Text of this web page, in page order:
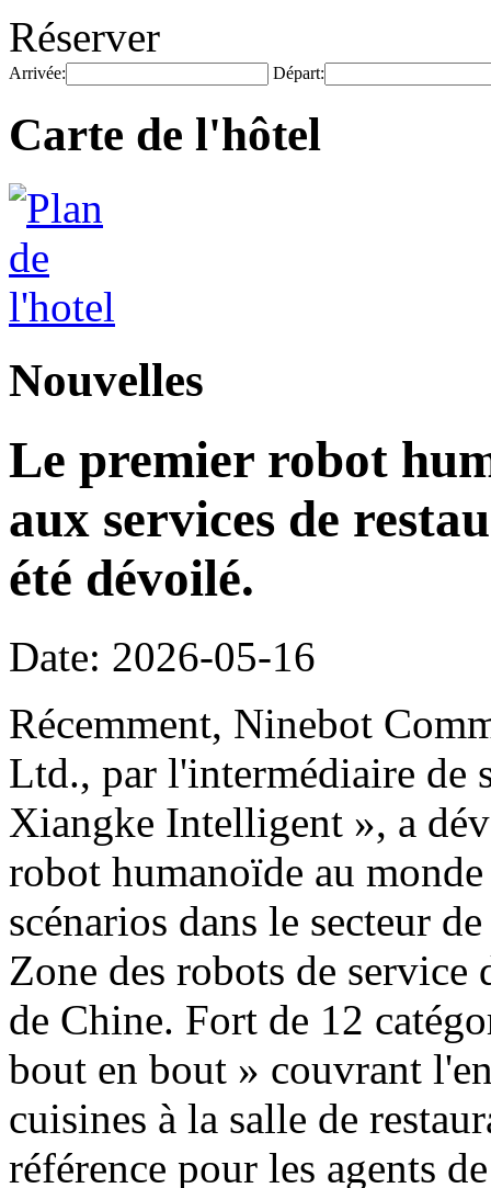
Réserver
Arrivée: Départ:
Carte de l'hôtel
Nouvelles
Le premier robot
aux services de
été dévoilé.
Date: 2026-05-16
Récemment, Ninebot
Ltd., par l'intermédiaire de
Xiangke Intelligent », a
robot humanoïde au
scénarios dans le secteur
Zone des robots de
de Chine. Fort de 12
bout en bout » couvrant
cuisines à la salle de
référence pour les agents